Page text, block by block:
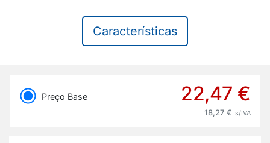
Características
Preço Base 22,47 €
18,27 € s/IVA